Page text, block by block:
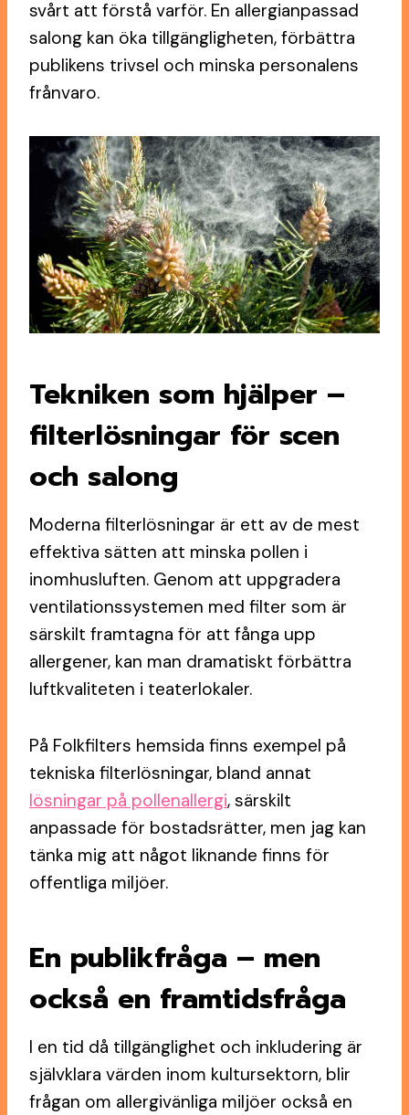
svårt att förstå varför. En allergianpassad
salong kan öka tillgängligheten, förbättra
publikens trivsel och minska personalens
frånvaro.
Tekniken som hjälper –
filterlösningar för scen
och salong
Moderna filterlösningar är ett av de mest
effektiva sätten att minska pollen i
inomhusluften. Genom att uppgradera
ventilationssystemen med filter som är
särskilt framtagna för att fånga upp
allergener, kan man dramatiskt förbättra
luftkvaliteten i teaterlokaler.
På Folkfilters hemsida finns exempel på
tekniska filterlösningar, bland annat
lösningar på pollenallergi, särskilt
anpassade för bostadsrätter, men jag kan
tänka mig att något liknande finns för
offentliga miljöer.
En publikfråga – men
också en framtidsfråga
I en tid då tillgänglighet och inkludering är
självklara värden inom kultursektorn, blir
frågan om allergivänliga miljöer också en